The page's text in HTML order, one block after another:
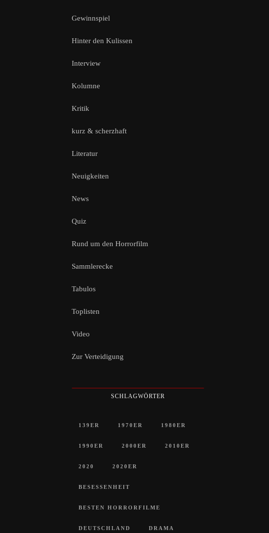
Gewinnspiel
Hinter den Kulissen
Interview
Kolumne
Kritik
kurz & scherzhaft
Literatur
Neuigkeiten
News
Quiz
Rund um den Horrorfilm
Sammlerecke
Tabulos
Toplisten
Video
Zur Verteidigung
SCHLAGWÖRTER
139ER 1970ER 1980ER
1990ER 2000ER 2010ER
2020 2020ER
BESESSENHEIT
BESTEN HORRORFILME
DEUTSCHLAND DRAMA